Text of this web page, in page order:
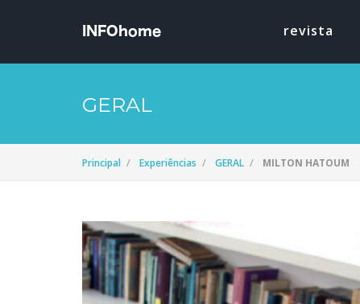
revista
GERAL
Principal Experiências GERAL MILTON HATOUM